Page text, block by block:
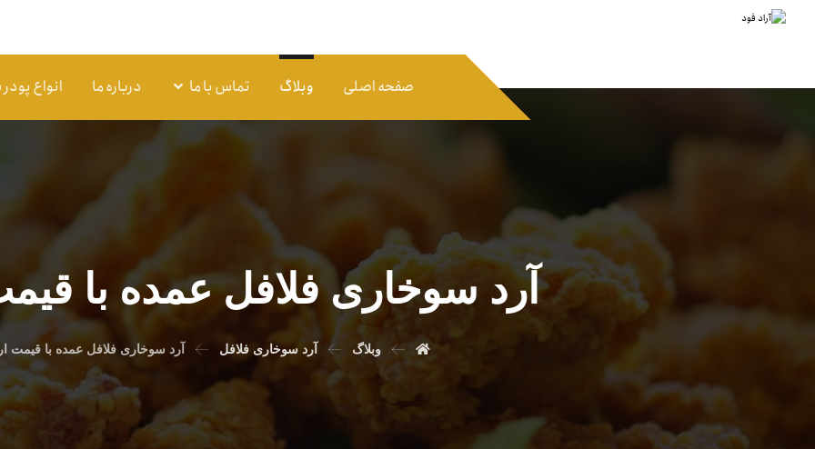
صفحه اصلی وبلاگ تماس با ما درباره ما انواع
آرد سوخاری فلافل عمده با
وبلاگ آرد سوخاری فلافل آرد سوخاری فلافل عمده با قیمت